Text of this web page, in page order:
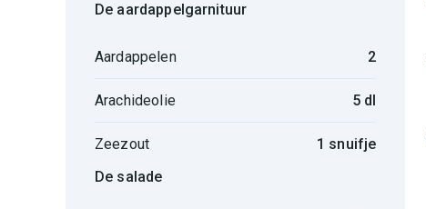
De aardappelgarnituur
Aardappelen 2
Arachideolie 5 dl
Zeezout
1 snuifje
De salade